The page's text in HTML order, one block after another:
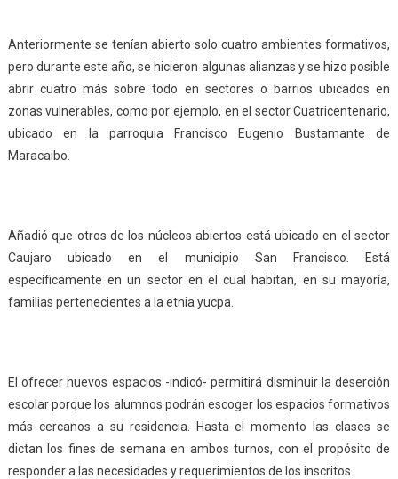
Anteriormente se tenían abierto solo cuatro ambientes formativos,
pero durante este año, se hicieron algunas alianzas y se hizo posible
abrir cuatro más sobre todo en sectores o barrios ubicados en
zonas vulnerables, como por ejemplo, en el sector Cuatricentenario,
ubicado en la parroquia Francisco Eugenio Bustamante de
Maracaibo.
Añadió que otros de los núcleos abiertos está ubicado en el sector
Caujaro ubicado en el municipio San Francisco. Está
específicamente en un sector en el cual habitan, en su mayoría,
familias pertenecientes a la etnia yucpa.
El ofrecer nuevos espacios -indicó- permitirá disminuir la deserción
escolar porque los alumnos podrán escoger los espacios formativos
más cercanos a su residencia. Hasta el momento las clases se
dictan los fines de semana en ambos turnos, con el propósito de
responder a las necesidades y requerimientos de los inscritos.